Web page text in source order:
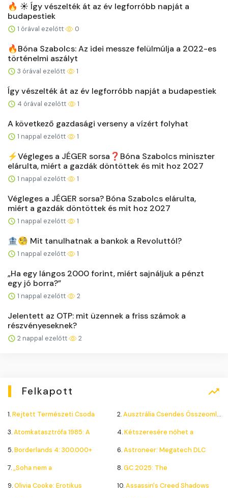
🔥 ☀️ Így vészelték át az év legforróbb napját a
budapestiek
1 órával ezelőtt 0
🔥Bóna Szabolcs: Az idei messze felülmúlja a 2022-es
történelmi aszályt
3 órával ezelőtt 1
Így vészelték át az év legforróbb napját a budapestiek
4 órával ezelőtt 1
A következő gazdasági verseny a vízért folyhat
1 nappal ezelőtt 1
⚡️Végleges a JÉGER sorsa❓Bóna Szabolcs miniszter
elárulta, miért a gazdák döntöttek és mit hoz 2027
1 nappal ezelőtt 1
Végleges a JÉGER sorsa? Bóna Szabolcs elárulta,
miért a gazdák döntöttek és mit hoz 2027
1 nappal ezelőtt 1
🏦🧐 Mit tanulhatnak a bankok a Revoluttól?
1 nappal ezelőtt 1
„Ha egy lángos 2000 forint, miért sajnáljuk a pénzt
egy jó borra?”
1 nappal ezelőtt 2
Jelentett az OTP: mit üzennek a friss számok a
részvényeseknek?
2 nappal ezelőtt 2
Felkapott
1.Rejtett Természeti Csoda 2.Ausztrália Csendes Összeomlása
3.Atomkatasztrófa 1985: A 4.Kétszeresére nőhet a
5.Borderlands 4: 300.000+ 6.Astroneer: Megatech DLC
7.„Soha nem a 8.GC 2025: The
9.Olivia Cooke: Erotikus 10.Assassin's Creed Shadows